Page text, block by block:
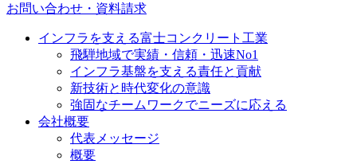
お問い合わせ・資料請求
インフラを支える富士コンクリート工業
飛騨地域で実績・信頼・迅速No1
インフラ基盤を支える責任と貢献
新技術と時代変化の意識
強固なチームワークでニーズに応える
会社概要
代表メッセージ
概要